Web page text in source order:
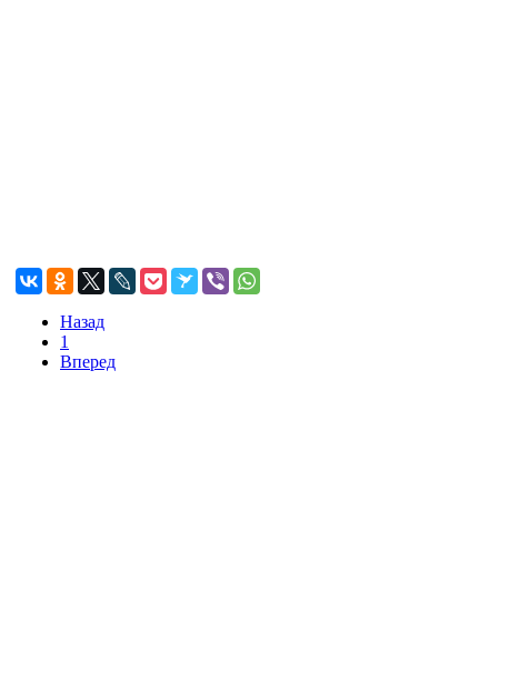
Назад
1
Вперед